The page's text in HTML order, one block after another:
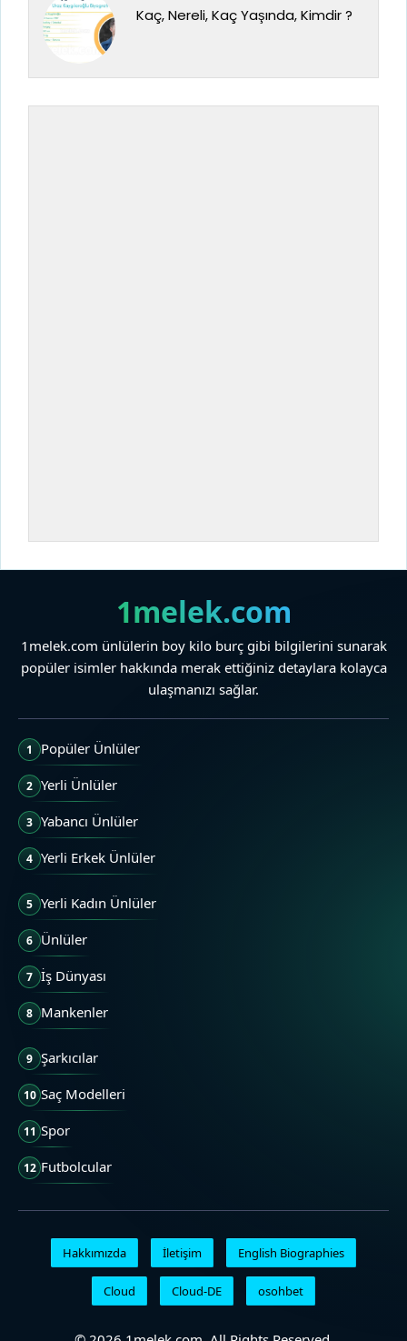
Kaç, Nereli, Kaç Yaşında, Kimdir ?
1melek.com
1melek.com ünlülerin boy kilo burç gibi bilgilerini sunarak
popüler isimler hakkında merak ettiğiniz detaylara kolayca
ulaşmanızı sağlar.
1 Popüler Ünlüler
2 Yerli Ünlüler
3 Yabancı Ünlüler
4 Yerli Erkek Ünlüler
5 Yerli Kadın Ünlüler
6 Ünlüler
7 İş Dünyası
8 Mankenler
9 Şarkıcılar
10 Saç Modelleri
11 Spor
12 Futbolcular
Hakkımızda İletişim English Biographies
Cloud Cloud-DE osohbet